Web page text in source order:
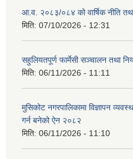
आ.व. २०८३/०८४ को वार्षिक नीति
मिति: 07/10/2026 - 12:31
सहुलियतपूर्ण फार्मेसी सञ्चालन तथा
मिति: 06/11/2026 - 11:11
मुसिकोट नगरपालिकामा विज्ञापन
गर्न बनेको ऐन २०८२
मिति: 06/11/2026 - 11:10